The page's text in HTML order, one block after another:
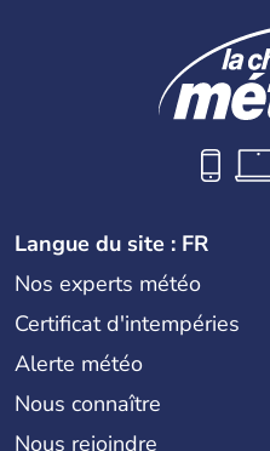
Langue du site : FR
Nos experts météo
Certificat d'intempéries
Alerte météo
Nous connaître
Nous rejoindre